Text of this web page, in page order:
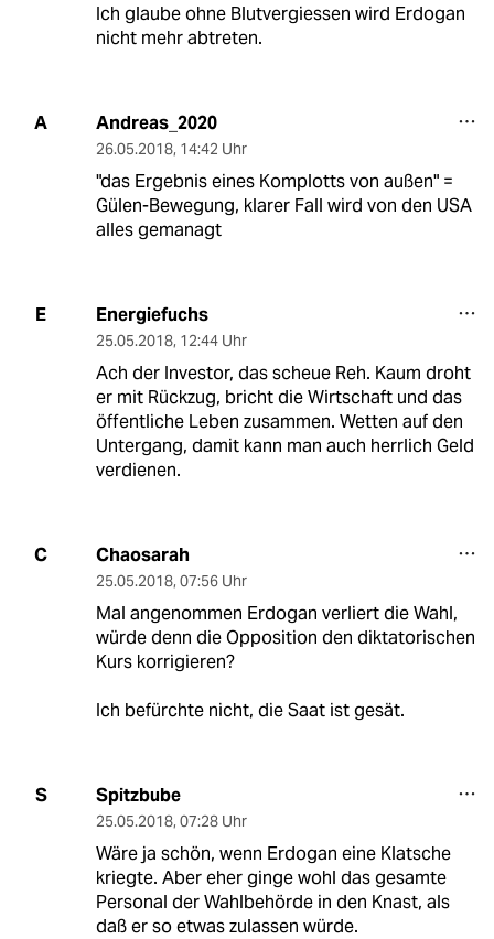
Ich glaube ohne Blutvergiessen wird Erdogan
nicht mehr abtreten.
A Andreas_2020
26.05.2018, 14:42 Uhr
"das Ergebnis eines Komplotts von außen" =
Gülen-Bewegung, klarer Fall wird von den USA
alles gemanagt
E Energiefuchs
25.05.2018, 12:44 Uhr
Ach der Investor, das scheue Reh. Kaum droht
er mit Rückzug, bricht die Wirtschaft und das
öffentliche Leben zusammen. Wetten auf den
Untergang, damit kann man auch herrlich Geld
verdienen.
C Chaosarah
25.05.2018, 07:56 Uhr
Mal angenommen Erdogan verliert die Wahl,
würde denn die Opposition den diktatorischen
Kurs korrigieren?
Ich befürchte nicht, die Saat ist gesät.
S Spitzbube
25.05.2018, 07:28 Uhr
Wäre ja schön, wenn Erdogan eine Klatsche
kriegte. Aber eher ginge wohl das gesamte
Personal der Wahlbehörde in den Knast, als
daß er so etwas zulassen würde.